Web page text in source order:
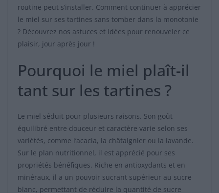
routine peut s’installer. Comment continuer à apprécier
le miel sur ses tartines sans tomber dans la monotonie
? Découvrez nos astuces et idées pour renouveler ce
plaisir, jour après jour !
Pourquoi le miel plaît-il
tant sur les tartines ?
Le miel séduit pour plusieurs raisons. Son goût
équilibré entre douceur et caractère varie selon ses
variétés, comme l’acacia, la châtaignier ou la lavande.
Sur le plan nutritionnel, il est apprécié pour ses
propriétés bénéfiques. Riche en antioxydants et en
minéraux, il a un pouvoir sucrant supérieur au sucre
blanc, permettant de réduire la quantité de sucre